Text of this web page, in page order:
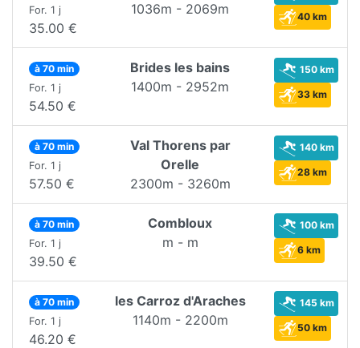
For. 1 j
35.00 €
1036m - 2069m
40 km
à 70 min
For. 1 j
54.50 €
Brides les bains
1400m - 2952m
150 km
33 km
à 70 min
For. 1 j
57.50 €
Val Thorens par
Orelle
2300m - 3260m
140 km
28 km
à 70 min
For. 1 j
39.50 €
Combloux
m - m
100 km
6 km
à 70 min
For. 1 j
46.20 €
les Carroz d'Araches
1140m - 2200m
145 km
50 km